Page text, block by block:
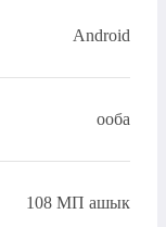
Android
ооба
108 МП ашык